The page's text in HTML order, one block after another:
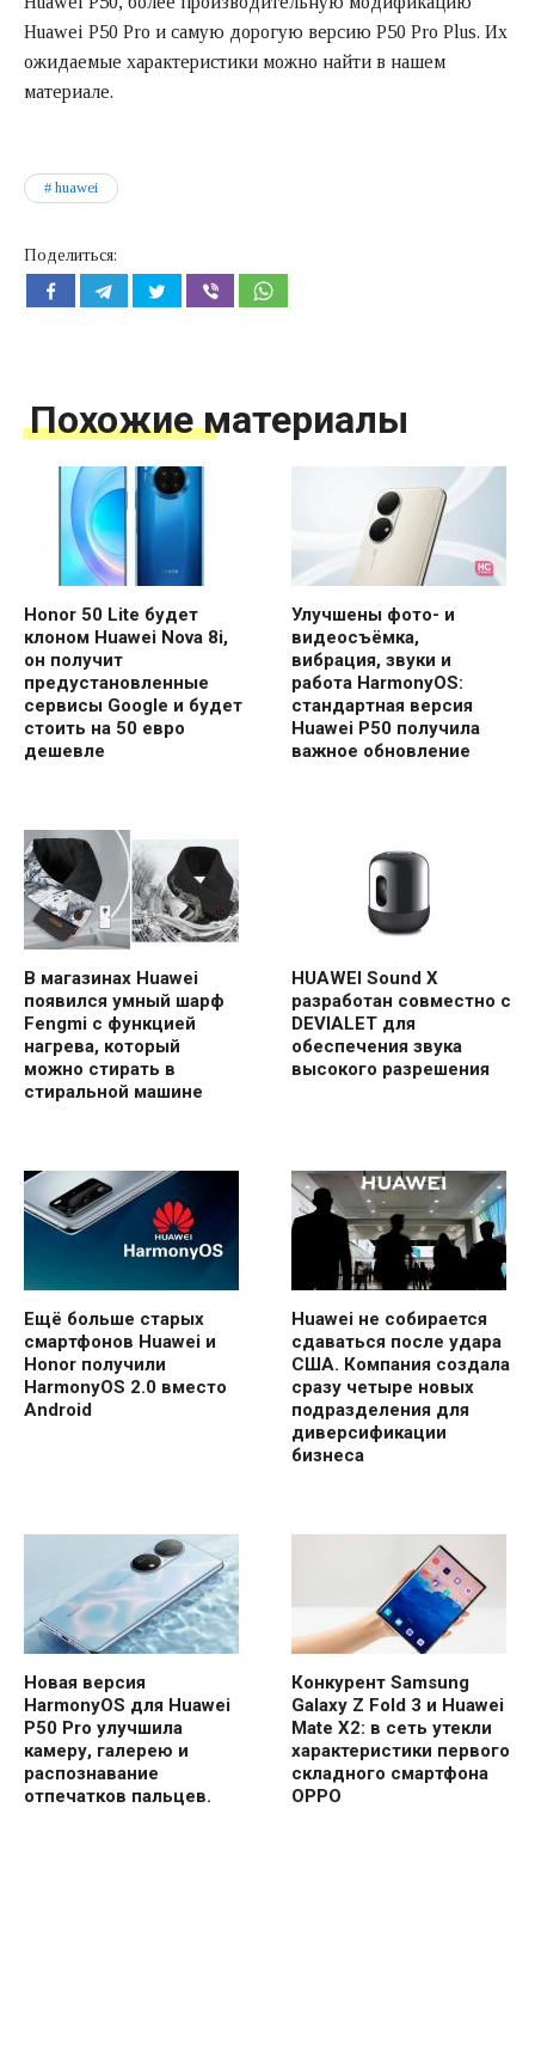
Huawei P50 Pro и самую дорогую версию P50 Pro Plus. Их
ожидаемые характеристики можно найти в нашем
материале.
huawei
Поделиться:
Похожие материалы
Honor 50 Lite будет
клоном Huawei Nova 8i,
он получит
предустановленные
сервисы Google и будет
стоить на 50 евро
дешевле
Улучшены фото- и
видеосъёмка,
вибрация, звуки и
работа HarmonyOS:
стандартная версия
Huawei P50 получила
важное обновление
В магазинах Huawei
появился умный шарф
Fengmi с функцией
нагрева, который
можно стирать в
стиральной машине
HUAWEI Sound X
разработан совместно с
DEVIALET для
обеспечения звука
высокого разрешения
Ещё больше старых
смартфонов Huawei и
Honor получили
HarmonyOS 2.0 вместо
Android
Huawei не собирается
сдаваться после удара
США. Компания создала
сразу четыре новых
подразделения для
диверсификации
бизнеса
Новая версия
HarmonyOS для Huawei
P50 Pro улучшила
камеру, галерею и
распознавание
отпечатков пальцев.
Конкурент Samsung
Galaxy Z Fold 3 и Huawei
Mate X2: в сеть утекли
характеристики первого
складного смартфона
OPPO